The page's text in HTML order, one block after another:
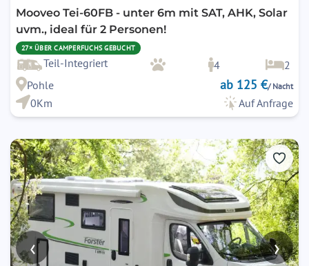
Mooveo Tei-60FB - unter 6m mit SAT, AHK, Solar
uvm., ideal für 2 Personen!
27× ÜBER CAMPERFUCHS GEBUCHT
Teil-Integriert 4
2
Pohle
ab 125 €/ Nacht
0Km Auf Anfrage
‹ ›